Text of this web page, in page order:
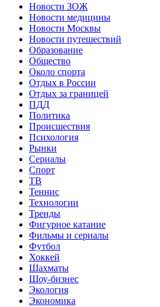
Новости ЗОЖ
Новости медицины
Новости Москвы
Новости путешествий
Образование
Общество
Около спорта
Отдых в России
Отдых за границей
ПДД
Политика
Происшествия
Психология
Рынки
Сериалы
Спорт
ТВ
Теннис
Технологии
Тренды
Фигурное катание
Фильмы и сериалы
Футбол
Хоккей
Шахматы
Шоу-бизнес
Экология
Экономика